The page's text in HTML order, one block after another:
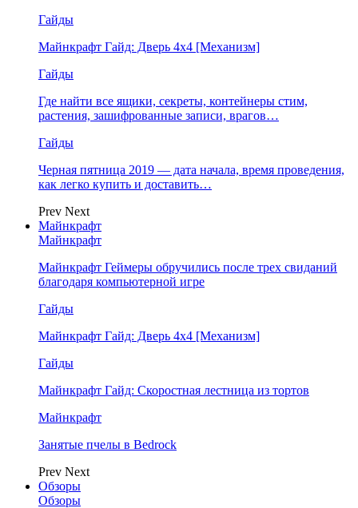
Гайды
Майнкрафт Гайд: Дверь 4х4 [Механизм]
Гайды
Где найти все ящики, секреты, контейнеры стим,
растения, зашифрованные записи, врагов…
Гайды
Черная пятница 2019 — дата начала, время проведения,
как легко купить и доставить…
Prev Next
Майнкрафт
Майнкрафт
Майнкрафт Геймеры обручились после трех свиданий
благодаря компьютерной игре
Гайды
Майнкрафт Гайд: Дверь 4х4 [Механизм]
Гайды
Майнкрафт Гайд: Скоростная лестница из тортов
Майнкрафт
Занятые пчелы в Bedrock
Prev Next
Обзоры
Обзоры